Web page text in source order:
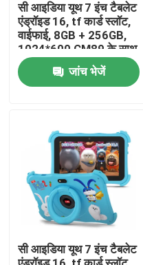
हमारे बारे में
फैक्टरी यात्रा
गुणवत्ता नियंत्रण
हमसे संपर्क करें
समाचार
एक बोली का अनुरोध
सी आइडिया यूथ 7 इंच टैबलेट
एंड्रॉइड 16, tf कार्ड स्लॉट,
वाईफाई, 8GB + 256GB,
1024*600 CM89 के साथ
जांच भेजें
सी आइडिया यूथ 7 इंच टैबलेट